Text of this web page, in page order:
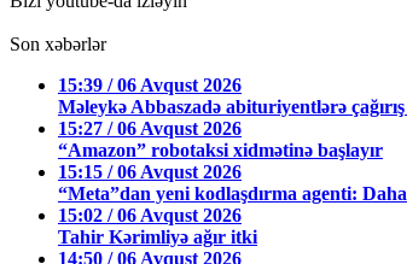
Son xəbərlər
15:39 / 06 Avqust 2026
Məleykə Abbaszadə abituriyentlərə
15:27 / 06 Avqust 2026
“Amazon” robotaksi xidmətinə başlayır
15:15 / 06 Avqust 2026
“Meta”dan yeni kodlaşdırma agenti: Daha
15:02 / 06 Avqust 2026
Tahir Kərimliyə ağır itki
14:50 / 06 Avqust 2026